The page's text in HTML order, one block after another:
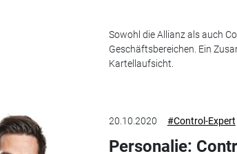
Sowohl die Allianz als auch
Geschäftsbereichen. Ein
Kartellaufsicht.
20.10.2020 #Control-Expert
Personalie: